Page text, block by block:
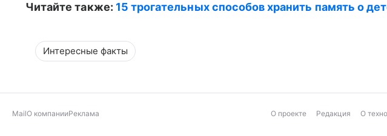
Читайте также: 15 трогательных способов хранить память о
Интересные факты
MailО компанииРеклама О проекте Редакция О